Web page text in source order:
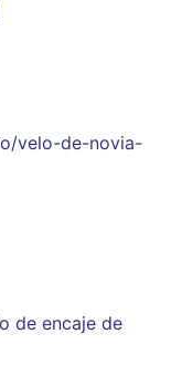
velo-de-novia-
de encaje de